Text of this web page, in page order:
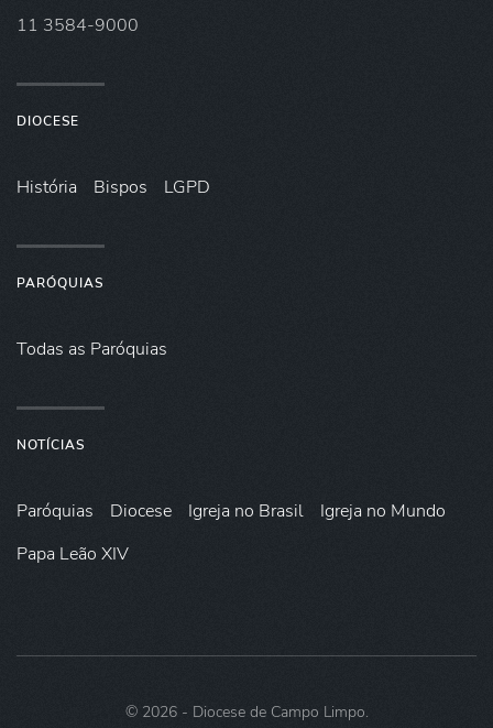
11 3584-9000
DIOCESE
História Bispos LGPD
PARÓQUIAS
Todas as Paróquias
NOTÍCIAS
Paróquias Diocese Igreja no Brasil
Igreja no Mundo
Papa Leão XIV
© 2026- Diocese de Campo Limpo.